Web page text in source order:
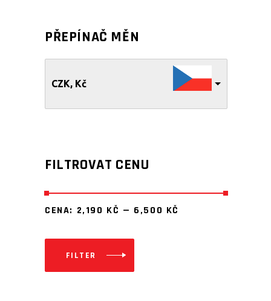
PŘEPÍNAČ MĚN
CZK, Kč
FILTROVAT CENU
FILTER
CENA: 2,190 KČ — 6,500 KČ